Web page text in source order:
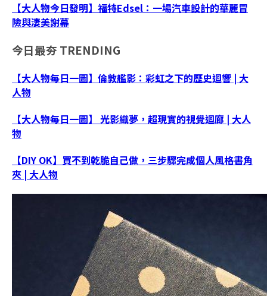
【大人物今日發明】福特Edsel：一場汽車設計的華麗冒
險與淒美謝幕
今日最夯 TRENDING
【大人物每日一圖】倫敦艦影：彩虹之下的歷史迴響 | 大
人物
【大人物每日一圖】 光影織夢，超現實的視覺迴廊 | 大人
物
【DIY OK】買不到乾脆自己做，三步驟完成個人風格書角
夾 | 大人物